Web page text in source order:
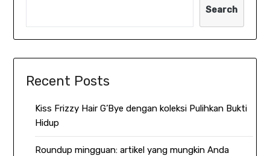
Search
Recent Posts
Kiss Frizzy Hair G’Bye dengan koleksi Pulihkan Bukti
Hidup
Roundup mingguan: artikel yang mungkin Anda